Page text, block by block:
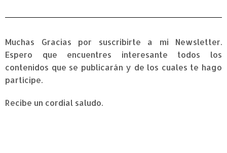
Muchas Gracias por suscribirte a mi Newsletter.
Espero que encuentres interesante todos los
contenidos que se publicarán y de los cuales te hago
partícipe.
Recibe un cordial saludo.